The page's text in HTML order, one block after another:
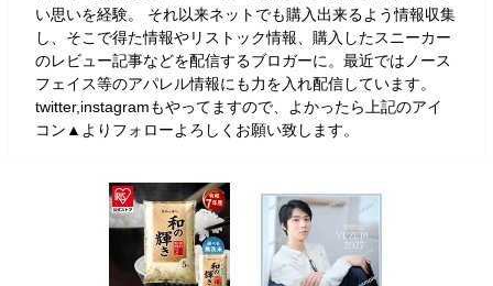
い思いを経験。 それ以来ネットでも購入出来るよう情報収集
し、そこで得た情報やリストック情報、購入したスニーカー
のレビュー記事などを配信するブロガーに。最近ではノース
フェイス等のアパレル情報にも力を入れ配信しています。
twitter,instagramもやってますので、よかったら上記のアイ
コン▲よりフォローよろしくお願い致します。